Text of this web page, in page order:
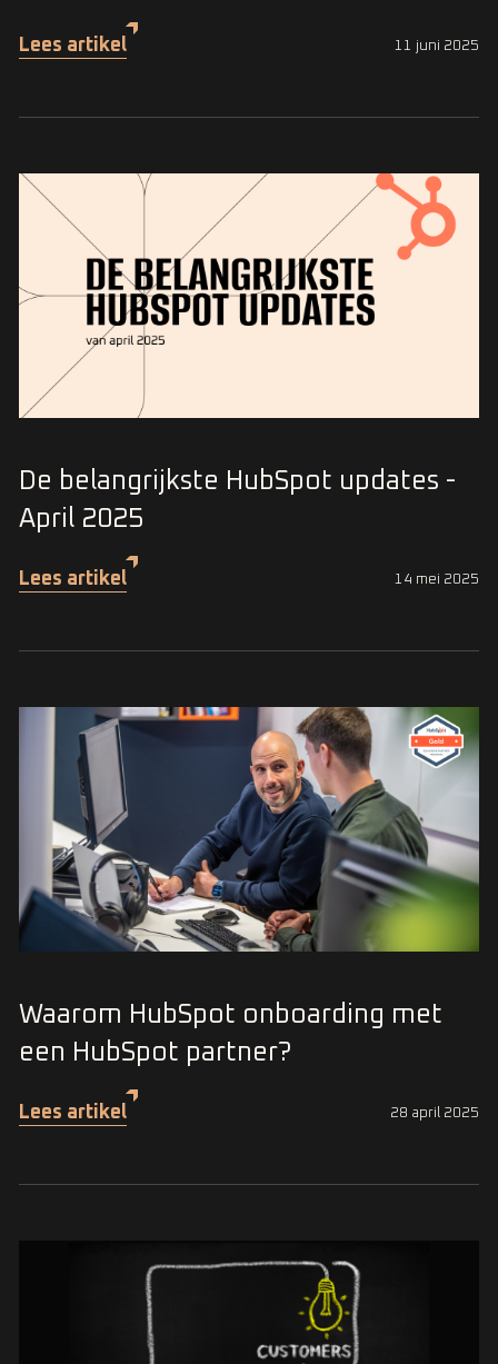
Lees artikel 11 juni 2025
De belangrijkste HubSpot updates -
April 2025
Lees artikel 14 mei 2025
Waarom HubSpot onboarding met
een HubSpot partner?
Lees artikel 28 april 2025